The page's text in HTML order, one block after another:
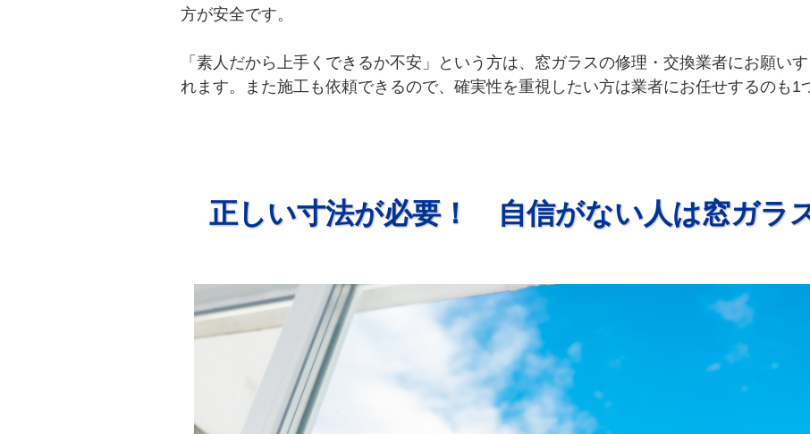
方が安全です。
「素人だから上手くできるか不安」という方は、窓ガラスの修理・交換業者にお願い
れます。また施工も依頼できるので、確実性を重視したい方は業者にお任せするのも1
正しい寸法が必要！ 自信がない人は窓ガラ